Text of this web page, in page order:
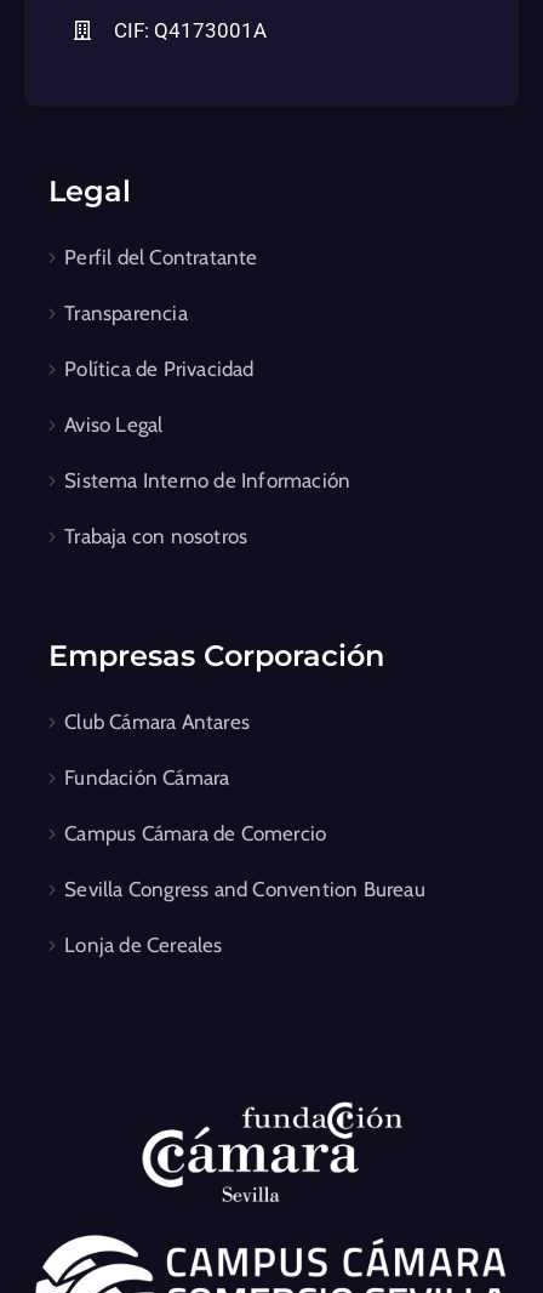
CIF: Q4173001A
Legal
Perfil del Contratante
Transparencia
Política de Privacidad
Aviso Legal
Sistema Interno de Información
Trabaja con nosotros
Empresas Corporación
Club Cámara Antares
Fundación Cámara
Campus Cámara de Comercio
Sevilla Congress and Convention Bureau
Lonja de Cereales